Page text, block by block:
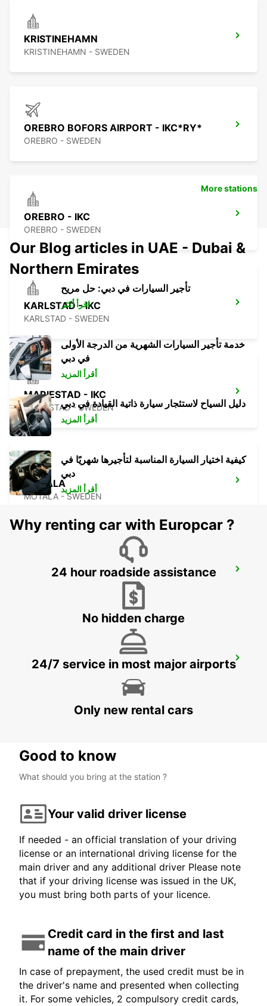
KRISTINEHAMN
KRISTINEHAMN - SWEDEN
OREBRO BOFORS AIRPORT - IKC*RY*
OREBRO - SWEDEN
OREBRO - IKC
OREBRO - SWEDEN
KARLSTAD - IKC
KARLSTAD - SWEDEN
MARIESTAD - IKC
MARIESTAD - SWEDEN
MOTALA
MOTALA - SWEDEN
LUDVIKA
SECO TOOLS DELIVERY
More stations
Our Blog articles in UAE - Dubai &
Northern Emirates
تأجير السيارات في دبي: حل مريح
اقرأ أكثر
خدمة تأجير السيارات الشهرية من الدرجة الأولى
في دبي
أقرأ المزيد
دليل السياح لاستئجار سيارة ذاتية القيادة في دبي
أقرأ المزيد
كيفية اختيار السيارة المناسبة لتأجيرها شهريًا في
دبي
أقرأ المزيد
Why renting car with Europcar ?
24 hour roadside assistance
No hidden charge
24/7 service in most major airports
Only new rental cars
Good to know
What should you bring at the station ?
Your valid driver license
If needed - an official translation of your driving
license or an international driving license for the
main driver and any additional driver Please note
that if your driving license was issued in the UK,
you must bring both parts of your licence.
Credit card in the first and last
name of the main driver
In case of prepayment, the used credit must be in
the driver's name and presented when collecting
it. For some vehicles, 2 compulsory credit cards,